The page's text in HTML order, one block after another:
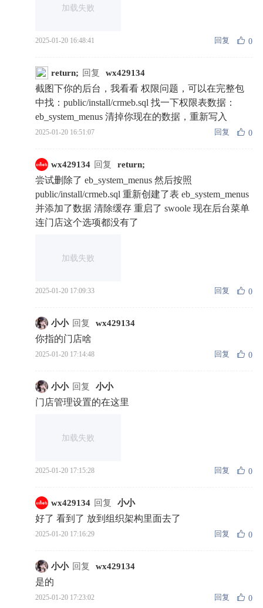
加载失败
2025-01-20 16:48:41 回复 0
return; 回复 wx429134
截图下你的后台，我看看 权限问题，可以在完整包
中找：public/install/crmeb.sql 找一下权限表数据：
eb_system_menus 清掉你现在的数据，重新写入
2025-01-20 16:51:07 回复 0
wx429134 回复 return;
尝试删除了 eb_system_menus 然后按照
public/install/crmeb.sql 重新创建了表 eb_system_menus
并添加了数据 清除缓存 重启了 swoole 现在后台菜单
连门店这个选项都没有了
加载失败
2025-01-20 17:09:33 回复 0
小小 回复 wx429134
你指的门店啥
2025-01-20 17:14:48 回复 0
小小 回复 小小
门店管理设置的在这里
加载失败
2025-01-20 17:15:28 回复 0
wx429134 回复 小小
好了 看到了 放到组织架构里面去了
2025-01-20 17:16:29 回复 0
小小 回复 wx429134
是的
2025-01-20 17:23:02 回复 0